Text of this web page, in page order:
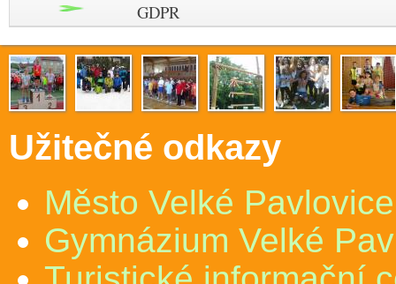
GDPR
Užitečné odkazy
Město Velké Pavlovice
Gymnázium Velké